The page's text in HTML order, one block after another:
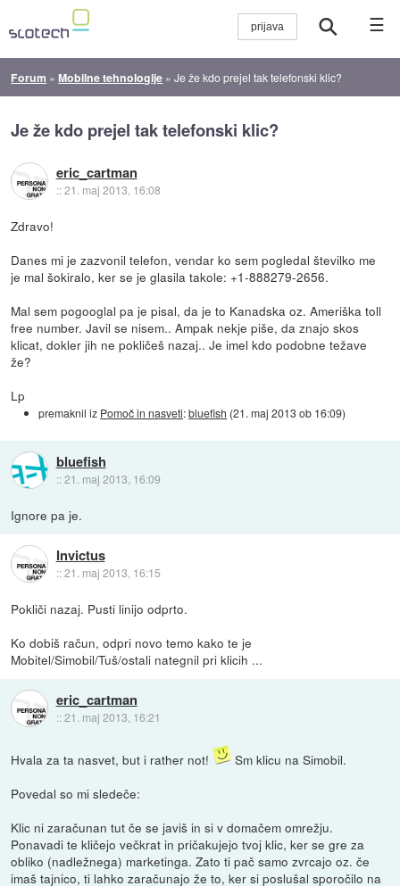
☰
Forum »Mobilne tehnologije »Je že kdo prejel tak telefonski klic?
Je že kdo prejel tak telefonski klic?
eric_cartman
::21. maj 2013, 16:08
Zdravo!
Danes mi je zazvonil telefon, vendar ko sem pogledal številko me
je mal šokiralo, ker se je glasila takole: +1-888279-2656.
Mal sem pogooglal pa je pisal, da je to Kanadska oz. Ameriška toll
free number. Javil se nisem.. Ampak nekje piše, da znajo skos
klicat, dokler jih ne pokličeš nazaj.. Je imel kdo podobne težave
že?
Lp
premaknil iz Pomoč in nasveti:bluefish (21. maj 2013 ob 16:09)
bluefish
::21. maj 2013, 16:09
Ignore pa je.
Invictus
::21. maj 2013, 16:15
Pokliči nazaj. Pusti linijo odprto.
Ko dobiš račun, odpri novo temo kako te je
Mobitel/Simobil/Tuš/ostali nategnil pri klicih ...
eric_cartman
::21. maj 2013, 16:21
Hvala za ta nasvet, but i rather not!
Sm klicu na Simobil.
Povedal so mi sledeče:
Klic ni zaračunan tut če se javiš in si v domačem omrežju.
Ponavadi te kličejo večkrat in pričakujejo tvoj klic, ker se gre za
obliko (nadležnega) marketinga. Zato ti pač samo zvrcajo oz. če
imaš tajnico, ti lahko zaračunajo že to, ker si poslušal sporočilo na